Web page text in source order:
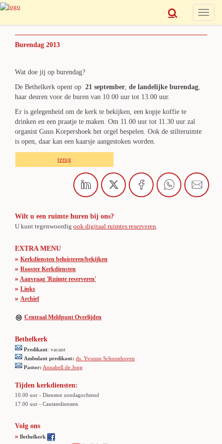
Toggle
Burendag 2013
Wat doe jij op burendag?
De Bethelkerk opent op 21 september, de landelijke burendag,
haar deuren voor de buren van 10.00 uur tot 13.00 uur.
Er is gelegenheid om de kerk te bekijken, een kopje koffie te
drinken en een praatje te maken. Om 11.00 uur tot 11.30 uur zal
organist Guus Korpershoek het orgel bespelen. Ook de stilteruimte
is open, daar kan een kaarsje aangestoken worden.
terug
Wilt u een ruimte huren bij ons?
U kunt tegenwoordig ook digitaal ruimtes reserveren
EXTRA MENU
» Kerkdiensten beluisteren/bekijken
» Rooster Kerkdiensten
» Aanvraag 'Ruimte reserveren'
» Links
» Archief
Centraal Meldpunt Overlijden
Bethelkerk
Predikant: vacant
Ambulant predikant: ds. Yvonne Schoonhoven
Pastor: Annabell de Jong
Tijden kerkdiensten:
10.00 uur - Diensten zondagochtend
17.00 uur - Cantatediensten
Volg ons
» Bethelkerk